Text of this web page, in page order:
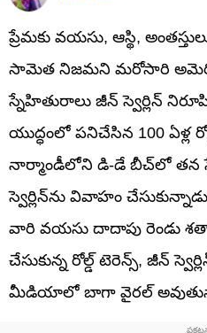
ప్రేమకు వయసు, ఆస్థి,
సామెత నిజమని మరోసారి
స్నేహితురాలు జీన్ స్వెర్లిన్
యుద్ధంలో పనిచేసిన 100 ఏళ్ల
నార్మాండీలోని డి-డే బీచ్‌లో తన
స్వెర్లిన్‌ను వివాహం
వారి వయసు దాదాపు రెండు
చేసుకున్న రోల్డ్ టెరెన్స్, జీన్
మీడియాలో బాగా వైరల్